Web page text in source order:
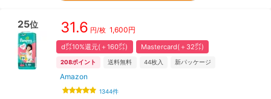
25位 31.6 円/枚 1,600円
d㌽10%還元(＋160㌽) Mastercard(＋32㌽)
208ポイント 送料無料 44枚入 新パッケージ
Amazon
1344件